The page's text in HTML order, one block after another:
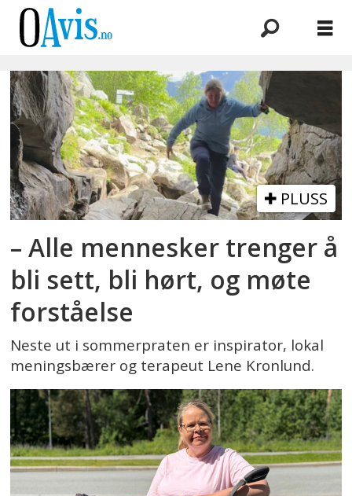
Emne:
frivillighet
PLUSS
– Alle mennesker trenger å
bli sett, bli hørt, og møte
forståelse
Neste ut i sommerpraten er inspirator, lokal
meningsbærer og terapeut Lene Kronlund.